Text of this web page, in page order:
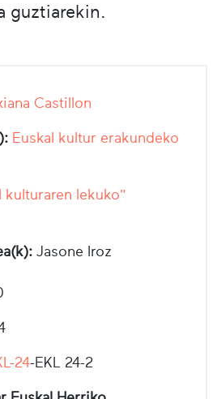
guztiarekin.
Castillon
Euskal kultur erakundeko
kulturaren lekuko"
Jasone Iroz
24-EKL 24-2